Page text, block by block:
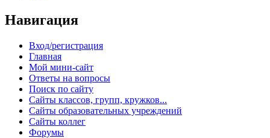
Навигация
Вход/регистрация
Главная
Мой мини-сайт
Ответы на вопросы
Поиск по сайту
Сайты классов, групп, кружков...
Сайты образовательных учреждений
Сайты коллег
Форумы